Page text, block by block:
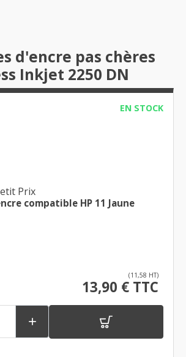
d'encre pas chères
Inkjet 2250 DN
EN STOCK
Prix
compatible HP 11 Jaune
(11,58 HT)
13,90 € TTC
